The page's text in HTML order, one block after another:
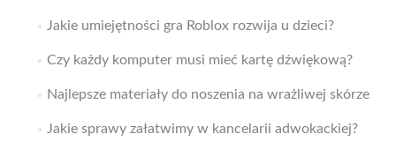
Jakie umiejętności gra Roblox rozwija u dzieci?
Czy każdy komputer musi mieć kartę dźwiękową?
Najlepsze materiały do noszenia na wrażliwej skórze
Jakie sprawy załatwimy w kancelarii adwokackiej?